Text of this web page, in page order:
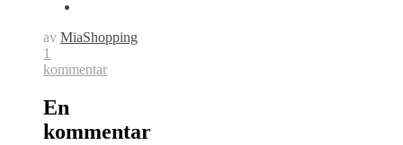
av MiaShopping
1
kommentar
En
kommentar